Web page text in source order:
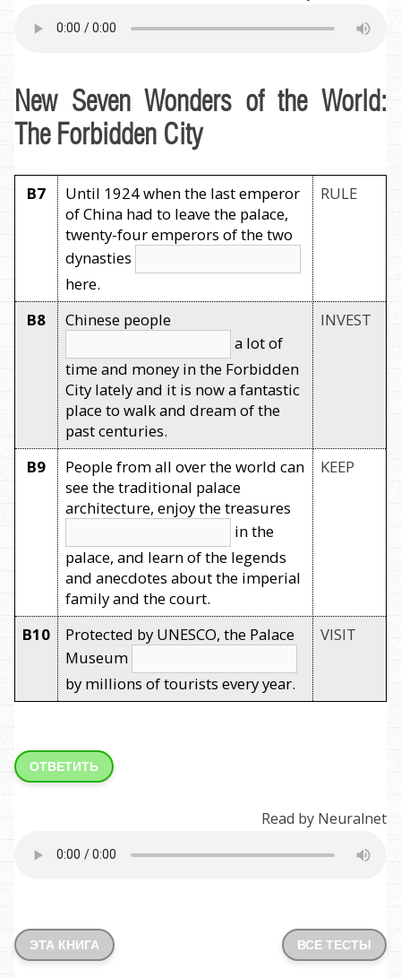
New Seven Wonders of the World:
The Forbidden City
B7
Until 1924 when the last emperor
of China had to leave the palace,
twenty-four emperors of the two
dynasties
here.
RULE
B8
Chinese people
a lot of
time and money in the Forbidden
City lately and it is now a fantastic
place to walk and dream of the
past centuries.
INVEST
B9
People from all over the world can
see the traditional palace
architecture, enjoy the treasures
in the
palace, and learn of the legends
and anecdotes about the imperial
family and the court.
KEEP
B10
Protected by UNESCO, the Palace
Museum
by millions of tourists every year.
VISIT
ОТВЕТИТЬ
Read by Neuralnet
ЭТА КНИГА ВСЕ ТЕСТЫ